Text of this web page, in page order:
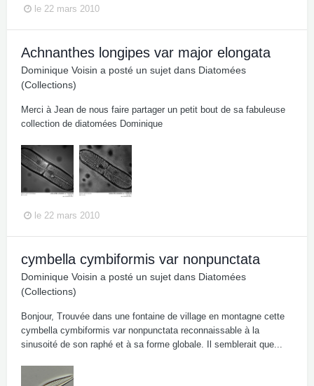
le 22 mars 2010
Achnanthes longipes var major elongata
Dominique Voisin a posté un sujet dans Diatomées
(Collections)
Merci à Jean de nous faire partager un petit bout de sa fabuleuse
collection de diatomées Dominique
le 22 mars 2010
cymbella cymbiformis var nonpunctata
Dominique Voisin a posté un sujet dans Diatomées
(Collections)
Bonjour, Trouvée dans une fontaine de village en montagne cette
cymbella cymbiformis var nonpunctata reconnaissable à la
sinusoité de son raphé et à sa forme globale. Il semblerait que...